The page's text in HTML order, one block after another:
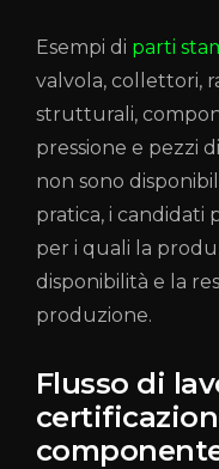
Esempi di parti
valvola, collettori,
strutturali,
pressione e pezzi
non sono
pratica, i candidati
per i quali la
disponibilità e la
produzione.
Flusso di